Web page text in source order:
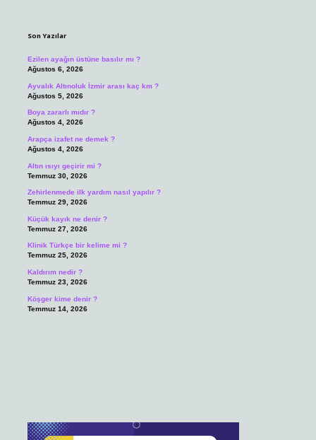
Son Yazılar
Ezilen ayağın üstüne basılır mı ?
Ağustos 6, 2026
Ayvalık Altınoluk İzmir arası kaç km ?
Ağustos 5, 2026
Boya zararlı mıdır ?
Ağustos 4, 2026
Arapça izafet ne demek ?
Ağustos 4, 2026
Altın ısıyı geçirir mi ?
Temmuz 30, 2026
Zehirlenmede ilk yardım nasıl yapılır ?
Temmuz 29, 2026
Küçük kayık ne denir ?
Temmuz 27, 2026
Klinik Türkçe bir kelime mi ?
Temmuz 25, 2026
Kaldırım nedir ?
Temmuz 23, 2026
Köşger kime denir ?
Temmuz 14, 2026